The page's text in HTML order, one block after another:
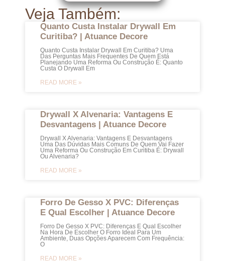
Veja Também:
Quanto Custa Instalar Drywall Em
Curitiba? | Atuance Decore
Quanto Custa Instalar Drywall Em Curitiba? Uma
Das Perguntas Mais Frequentes De Quem Está
Planejando Uma Reforma Ou Construção É: Quanto
Custa O Drywall Em
READ MORE »
Drywall X Alvenaria: Vantagens E
Desvantagens | Atuance Decore
Drywall X Alvenaria: Vantagens E Desvantagens
Uma Das Dúvidas Mais Comuns De Quem Vai Fazer
Uma Reforma Ou Construção Em Curitiba É: Drywall
Ou Alvenaria?
READ MORE »
Forro De Gesso X PVC: Diferenças
E Qual Escolher | Atuance Decore
Forro De Gesso X PVC: Diferenças E Qual Escolher
Na Hora De Escolher O Forro Ideal Para Um
Ambiente, Duas Opções Aparecem Com Frequência:
O
READ MORE »